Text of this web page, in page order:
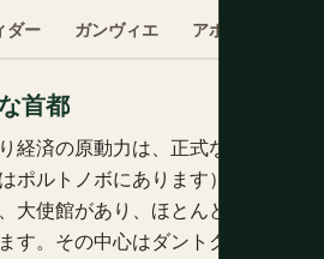
ダー ガンヴィエ アボメイ
首都
経済の原動力は、正式な首都では
ポルトノボにあります）が、コト
大使館があり、ほとんどの訪問者
す。その中心はダントクパ市場